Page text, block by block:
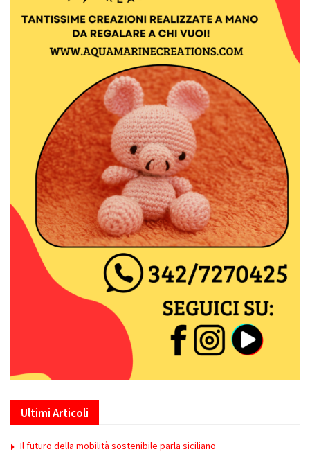
Ultimi Articoli
Il futuro della mobilità sostenibile parla siciliano